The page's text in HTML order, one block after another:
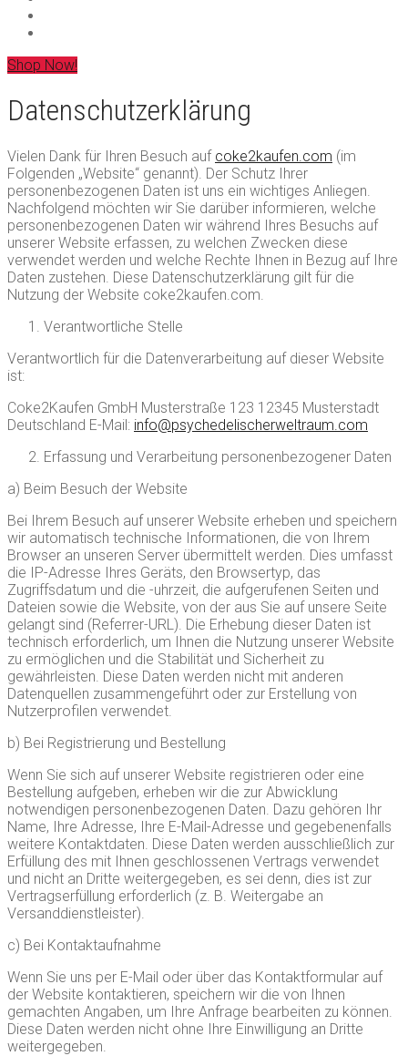
Shop Now!
Datenschutzerklärung
Vielen Dank für Ihren Besuch auf coke2kaufen.com (im
Folgenden „Website“ genannt). Der Schutz Ihrer
personenbezogenen Daten ist uns ein wichtiges Anliegen.
Nachfolgend möchten wir Sie darüber informieren, welche
personenbezogenen Daten wir während Ihres Besuchs auf
unserer Website erfassen, zu welchen Zwecken diese
verwendet werden und welche Rechte Ihnen in Bezug auf Ihre
Daten zustehen. Diese Datenschutzerklärung gilt für die
Nutzung der Website coke2kaufen.com.
Verantwortliche Stelle
Verantwortlich für die Datenverarbeitung auf dieser Website
ist:
Coke2Kaufen GmbH Musterstraße 123 12345 Musterstadt
Deutschland E-Mail: info@psychedelischerweltraum.com
Erfassung und Verarbeitung personenbezogener Daten
a) Beim Besuch der Website
Bei Ihrem Besuch auf unserer Website erheben und speichern
wir automatisch technische Informationen, die von Ihrem
Browser an unseren Server übermittelt werden. Dies umfasst
die IP-Adresse Ihres Geräts, den Browsertyp, das
Zugriffsdatum und die -uhrzeit, die aufgerufenen Seiten und
Dateien sowie die Website, von der aus Sie auf unsere Seite
gelangt sind (Referrer-URL). Die Erhebung dieser Daten ist
technisch erforderlich, um Ihnen die Nutzung unserer Website
zu ermöglichen und die Stabilität und Sicherheit zu
gewährleisten. Diese Daten werden nicht mit anderen
Datenquellen zusammengeführt oder zur Erstellung von
Nutzerprofilen verwendet.
b) Bei Registrierung und Bestellung
Wenn Sie sich auf unserer Website registrieren oder eine
Bestellung aufgeben, erheben wir die zur Abwicklung
notwendigen personenbezogenen Daten. Dazu gehören Ihr
Name, Ihre Adresse, Ihre E-Mail-Adresse und gegebenenfalls
weitere Kontaktdaten. Diese Daten werden ausschließlich zur
Erfüllung des mit Ihnen geschlossenen Vertrags verwendet
und nicht an Dritte weitergegeben, es sei denn, dies ist zur
Vertragserfüllung erforderlich (z. B. Weitergabe an
Versanddienstleister).
c) Bei Kontaktaufnahme
Wenn Sie uns per E-Mail oder über das Kontaktformular auf
der Website kontaktieren, speichern wir die von Ihnen
gemachten Angaben, um Ihre Anfrage bearbeiten zu können.
Diese Daten werden nicht ohne Ihre Einwilligung an Dritte
weitergegeben.